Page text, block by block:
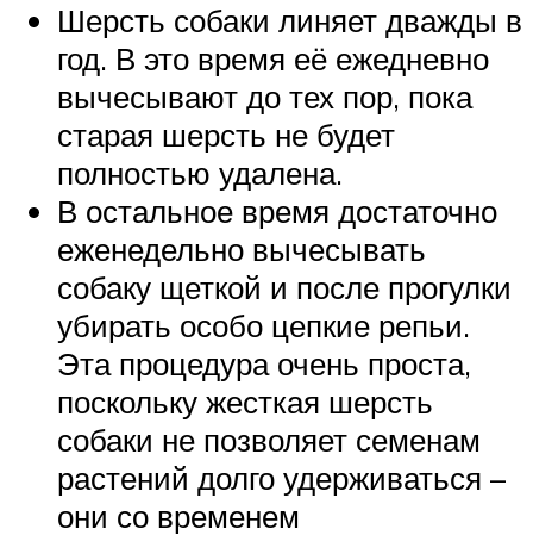
Шерсть собаки линяет дважды в
год. В это время её ежедневно
вычесывают до тех пор, пока
старая шерсть не будет
полностью удалена.
В остальное время достаточно
еженедельно вычесывать
собаку щеткой и после прогулки
убирать особо цепкие репьи.
Эта процедура очень проста,
поскольку жесткая шерсть
собаки не позволяет семенам
растений долго удерживаться –
они со временем